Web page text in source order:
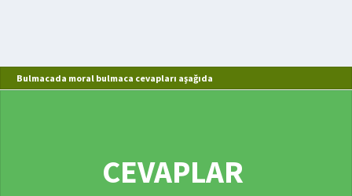
Bulmacada moral bulmaca cevapları aşağıda
CEVAPLAR